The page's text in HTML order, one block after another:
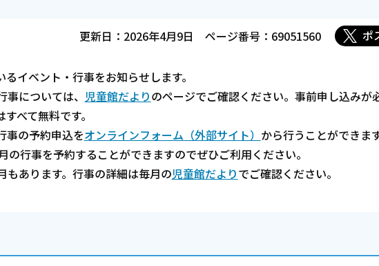
更新日：2026年4月9日 ページ番号：69051560 ポ
イベント・行事をお知らせします。
については、 児童館だよりのページでご確認ください。事前申し込みが
べて無料です。
事の予約申込をオンラインフォーム（外部サイト） から行うことができま
行事を予約することができますのでぜひご利用ください。
あります。行事の詳細は毎月の児童館だよりでご確認ください。